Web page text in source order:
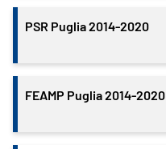
PSR Puglia 2014-2020
FEAMP Puglia 2014-2020